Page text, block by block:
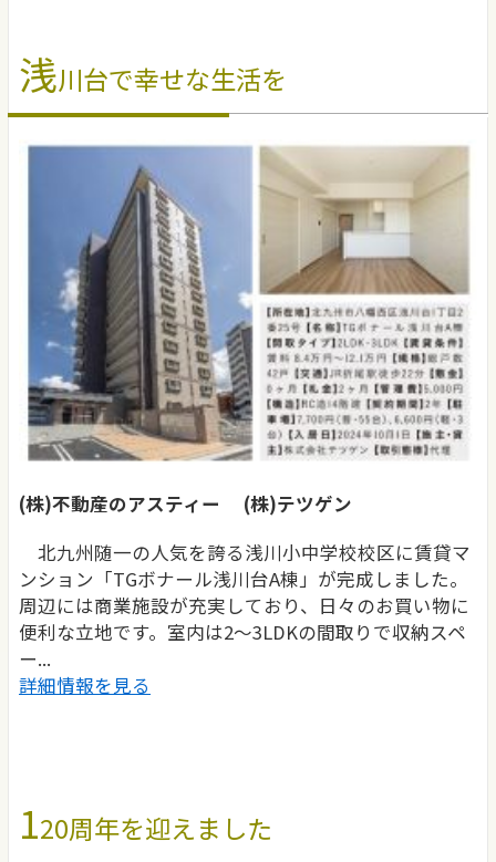
浅川台で幸せな生活を
(株)不動産のアスティー (株)テツゲン
北九州随一の人気を誇る浅川小中学校校区に賃貸マ
ンション「TGボナール浅川台A棟」が完成しました。
周辺には商業施設が充実しており、日々のお買い物に
便利な立地です。室内は2～3LDKの間取りで収納スペ
ー...
詳細情報を見る
120周年を迎えました